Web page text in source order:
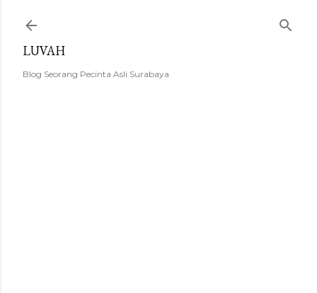
LUVAH
Blog Seorang Pecinta Asli Surabaya